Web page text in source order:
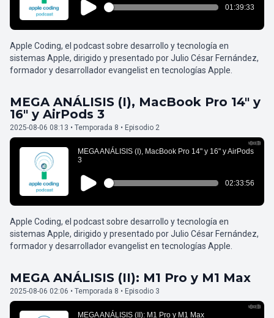
Apple Coding, el podcast sobre desarrollo y tecnología en
sistemas Apple, dirigido y presentado por Julio César Fernández,
formador y desarrollador evangelist en tecnologías Apple.
MEGA ANÁLISIS (I), MacBook Pro 14" y
16" y AirPods 3
2025-08-06 08:13 • Temporada 8 • Episodio 2
Apple Coding, el podcast sobre desarrollo y tecnología en
sistemas Apple, dirigido y presentado por Julio César Fernández,
formador y desarrollador evangelist en tecnologías Apple.
MEGA ANÁLISIS (II): M1 Pro y M1 Max
2025-08-06 02:06 • Temporada 8 • Episodio 3